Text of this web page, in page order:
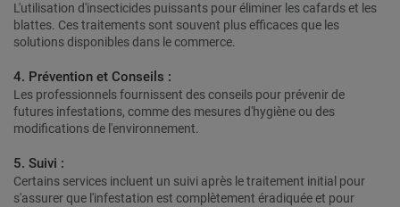
L'utilisation d'insecticides puissants pour éliminer les cafards et les
blattes. Ces traitements sont souvent plus efficaces que les
solutions disponibles dans le commerce.
4. Prévention et Conseils :
Les professionnels fournissent des conseils pour prévenir de
futures infestations, comme des mesures d'hygiène ou des
modifications de l'environnement.
5. Suivi :
Certains services incluent un suivi après le traitement initial pour
s'assurer que l'infestation est complètement éradiquée et pour